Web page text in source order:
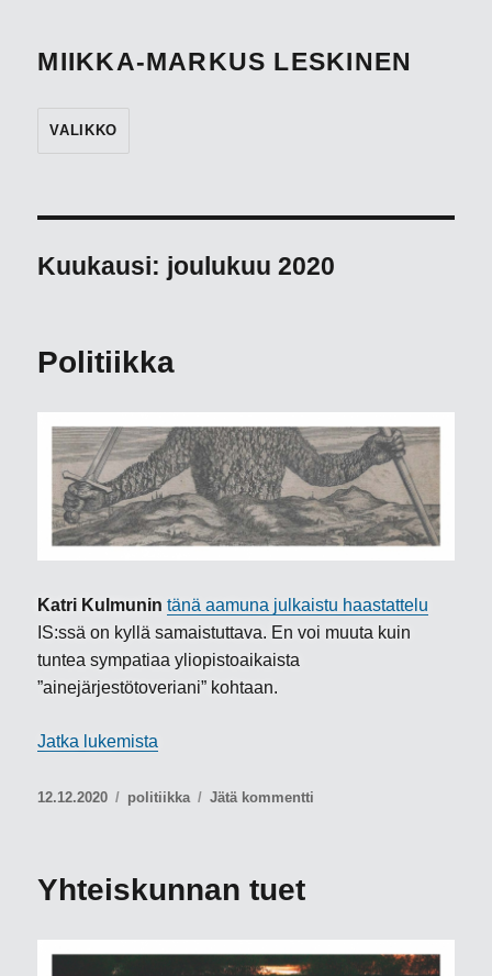
MIIKKA-MARKUS LESKINEN
VALIKKO
Kuukausi: joulukuu 2020
Politiikka
Katri Kulmunintänä aamuna julkaistu haastattelu
IS:ssä on kyllä samaistuttava. En voi muuta kuin
tuntea sympatiaa yliopistoaikaista
”ainejärjestötoveriani” kohtaan.
Jatka lukemista
Julkaistu
12.12.2020 Kategoriat
politiikka Jätä kommentti
Yhteiskunnan tuet